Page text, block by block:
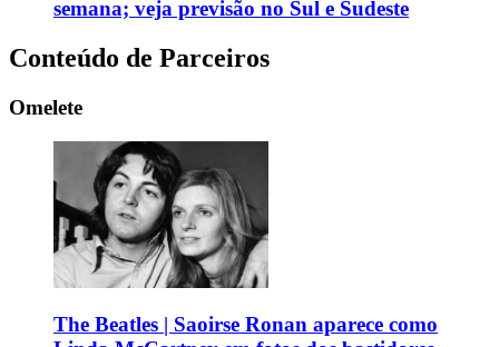
semana; veja previsão no Sul e Sudeste
Conteúdo de Parceiros
Omelete
The Beatles | Saoirse Ronan aparece como